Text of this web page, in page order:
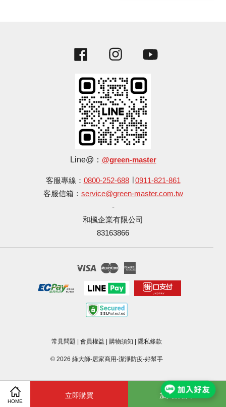
HOME
立即購買 加入購物車
Facebook Instagram
Line@： @green-master
客服專線： 0800-252-688∣ 0911-821-861
客服信箱： service@green-master.com.tw
-
和楓企業有限公司
83163866
Visa Master
常見問題 會員權益 購物須知 隱私條款
© 2026 綠大師-居家商用-潔淨防疫-好幫手